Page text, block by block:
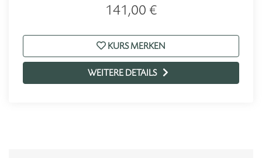
141,00 €
KURS MERKEN
WEITERE DETAILS